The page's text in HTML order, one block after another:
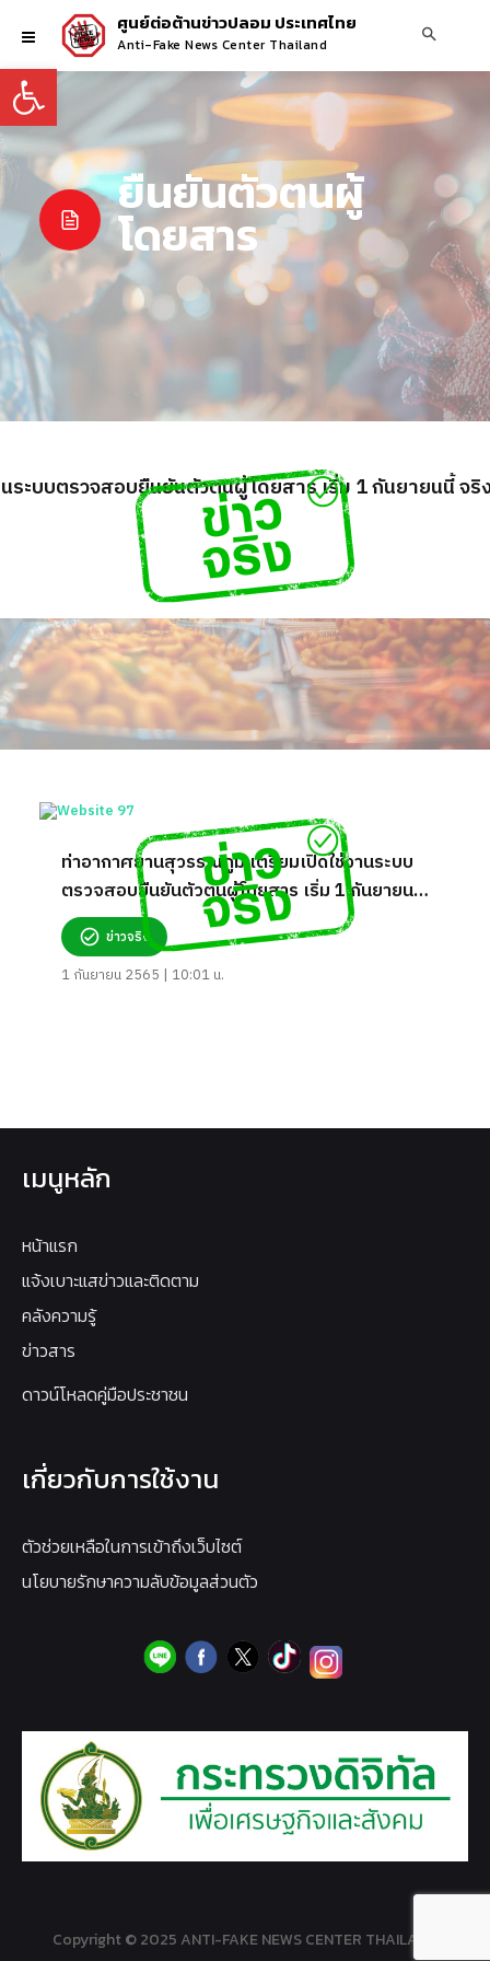
Open toolbar
ศูนย์ต่อต้านข่าวปลอม ประเทศไทย
Anti-Fake News Center Thailand
ยืนยันตัวตนผู้
โดยสาร
ท่าอากาศยานสุวรรณภูมิ เตรียมเ
ท่าอากาศยานสุวรรณภูมิ เตรียมเปิดใช้งานระบบ
ตรวจสอบยืนยันตัวตนผู้โดยสาร เริ่ม 1 กันยายนนี้
จริงหรือ?
ข่าวจริง
1 กันยายน 2565 | 10:01 น.
เมนูหลัก
หน้าแรก
แจ้งเบาะแสข่าวและติดตาม
คลังความรู้
ข่าวสาร
ดาวน์โหลดคู่มือประชาชน
เกี่ยวกับการใช้งาน
ตัวช่วยเหลือในการเข้าถึงเว็บไซต์
นโยบายรักษาความลับข้อมูลส่วนตัว
Copyright © 2025 ANTI-FAKE NEWS CENTER THAILAND